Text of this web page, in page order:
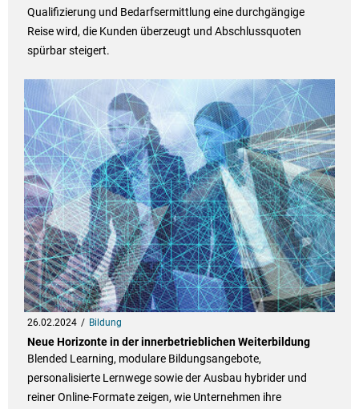
Qualifizierung und Bedarfsermittlung eine durchgängige
Reise wird, die Kunden überzeugt und Abschlussquoten
spürbar steigert.
26.02.2024 Bildung
Neue Horizonte in der innerbetrieblichen Weiterbildung
Blended Learning, modulare Bildungsangebote,
personalisierte Lernwege sowie der Ausbau hybrider und
reiner Online-Formate zeigen, wie Unternehmen ihre